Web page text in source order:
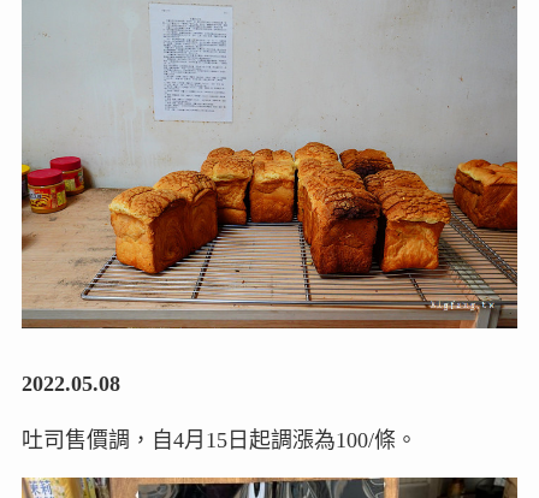
2022.05.08
吐司售價調，自4月15日起調漲為100/條。